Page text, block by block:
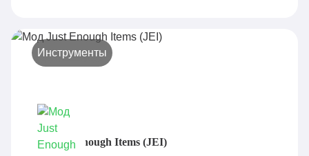
Инструменты
Мод Just Enough Items (JEI)